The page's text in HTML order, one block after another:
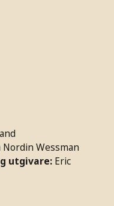
Nordin Wessman
utgivare: Eric